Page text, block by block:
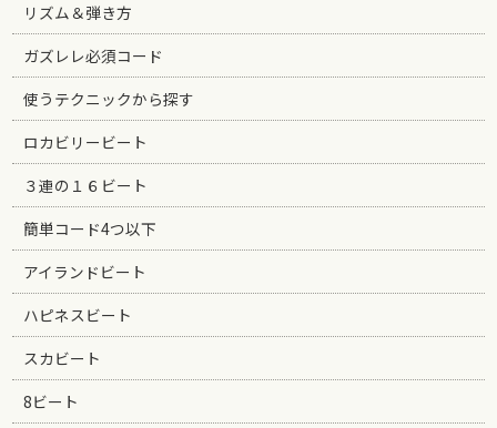
リズム＆弾き方
ガズレレ必須コード
使うテクニックから探す
ロカビリービート
３連の１６ビート
簡単コード4つ以下
アイランドビート
ハピネスビート
スカビート
8ビート